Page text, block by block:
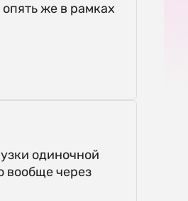
же в рамках
одиночной
вообще через